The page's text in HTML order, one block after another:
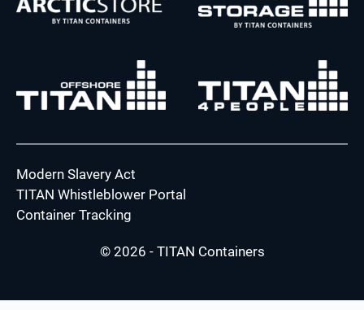
Modern Slavery Act
TITAN Whistleblower Portal
Container Tracking
© 2026 - TITAN Containers